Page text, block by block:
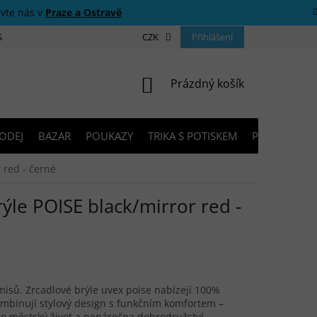
nás v Praze a Ostravě
PRODEJNY KONTAKTY
CZK Přihlášení
NÁKUPNÍ KOŠÍK
Prázdný košík
BAZAR POUKAZY TRIKA S POTISKEM PŮJČOVNA
red - černé
POISE black/mirror red -
Zrcadlové brýle uvex poise nabízejí 100%
stylový design s funkčním komfortem –